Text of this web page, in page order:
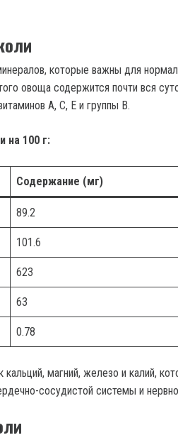
которые важны для
овоща содержится почти вся
A, C, E и группы B.
на 100 г:
Содержание (мг)
89.2
101.6
623
63
0.78
магний, железо и калий,
сосудистой системы и